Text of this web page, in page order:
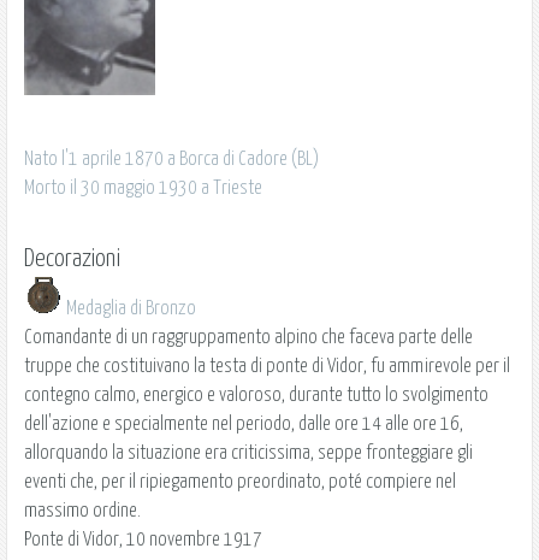
Nato l'1 aprile 1870 a Borca di Cadore (BL)
Morto il 30 maggio 1930 a Trieste
Decorazioni
Medaglia di Bronzo
Comandante di un raggruppamento alpino che faceva parte delle
truppe che costituivano la testa di ponte di Vidor, fu ammirevole per il
contegno calmo, energico e valoroso, durante tutto lo svolgimento
dell'azione e specialmente nel periodo, dalle ore 14 alle ore 16,
allorquando la situazione era criticissima, seppe fronteggiare gli
eventi che, per il ripiegamento preordinato, poté compiere nel
massimo ordine.
Ponte di Vidor, 10 novembre 1917